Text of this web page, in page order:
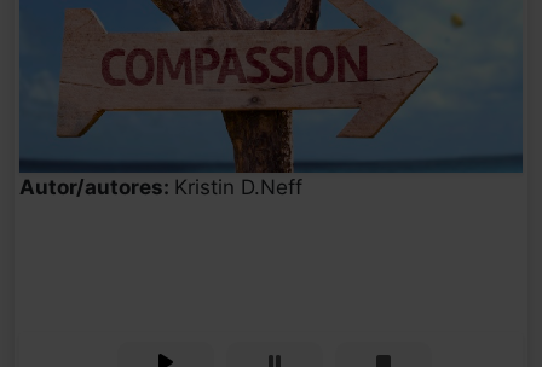
Autor/autores: Kristin D.Neff